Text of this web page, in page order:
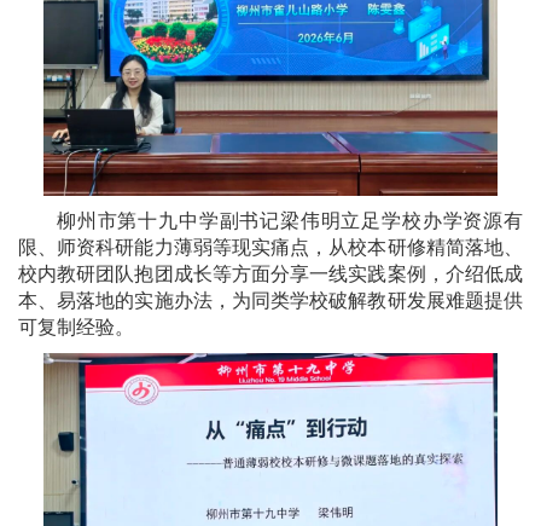
柳州市第十九中学副书记梁伟明立足学校办学资源有
限、师资科研能力薄弱等现实痛点，从校本研修精简落地、
校内教研团队抱团成长等方面分享一线实践案例，介绍低成
本、易落地的实施办法，为同类学校破解教研发展难题提供
可复制经验。